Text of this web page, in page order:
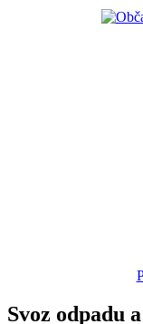
Svoz odpadu